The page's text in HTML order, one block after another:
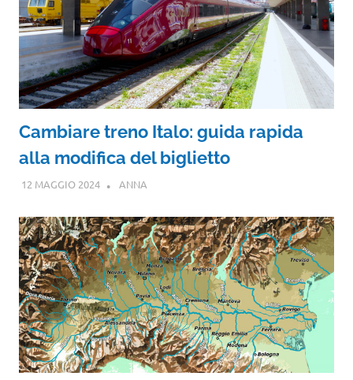
Cambiare treno Italo: guida rapida
alla modifica del biglietto
12 MAGGIO 2024 ANNA